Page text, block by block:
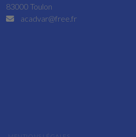
83000 Toulon
acadvar@free.fr